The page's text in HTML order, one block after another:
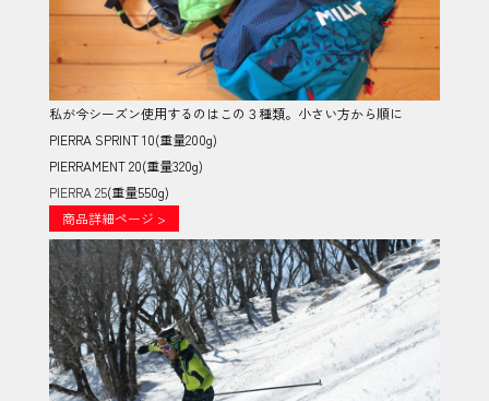
私が今シーズン使用するのはこの３種類。小さい方から順に
PIERRA SPRINT 10(重量200g)
PIERRAMENT 20(重量320g)
PIERRA 25(重量550g)
商品詳細ページ >